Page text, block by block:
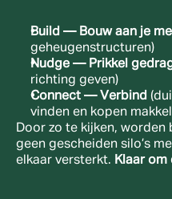
Build — Bouw aan je
geheugenstructuren)
Nudge — Prikkel
richting geven)
Connect — Verbind
vinden en kopen
Door zo te kijken,
geen gescheiden silo’s
elkaar versterkt. Klaar